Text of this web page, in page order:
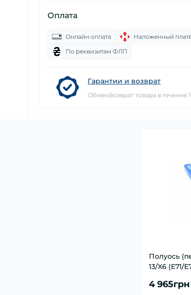
Оплата
Онлайн оплата
Наложенный
По реквизитам ФЛП
Гарантии и возврат
Обмен/возврат товара в течение
Полуось
13/X6 (E71/
4 965грн